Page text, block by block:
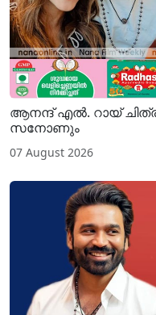
ആനന്ദ് എൽ. റായ്
സനോണും
07 August 2026